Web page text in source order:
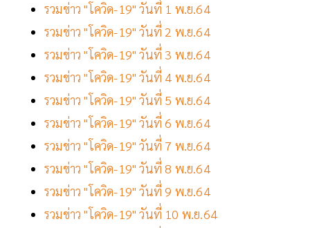
รวมข่าว "โควิด-19" วันที่ 1 พ.ย.64
รวมข่าว "โควิด-19" วันที่ 2 พ.ย.64
รวมข่าว "โควิด-19" วันที่ 3 พ.ย.64
รวมข่าว "โควิด-19" วันที่ 4 พ.ย.64
รวมข่าว "โควิด-19" วันที่ 5 พ.ย.64
รวมข่าว "โควิด-19" วันที่ 6 พ.ย.64
รวมข่าว "โควิด-19" วันที่ 7 พ.ย.64
รวมข่าว "โควิด-19" วันที่ 8 พ.ย.64
รวมข่าว "โควิด-19" วันที่ 9 พ.ย.64
รวมข่าว "โควิด-19" วันที่ 10 พ.ย.64